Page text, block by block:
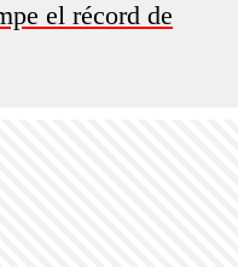
el récord de